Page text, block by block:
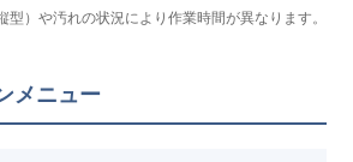
）や汚れの状況により作業時間が異なります。
メニュー